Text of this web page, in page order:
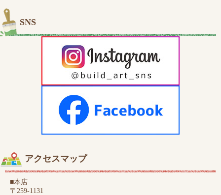
SNS
アクセスマップ
■本店
〒259-1131